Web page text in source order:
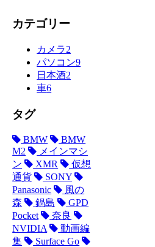
カテゴリー
カメラ2
パソコン9
日本酒2
車6
タグ
BMW
BMW
M2
メインマシ
ン
XMR
仮想
通貨
SONY
Panasonic
風の
森
鍋島
GPD
Pocket
奈良
NVIDIA
動画編
集
Surface Go